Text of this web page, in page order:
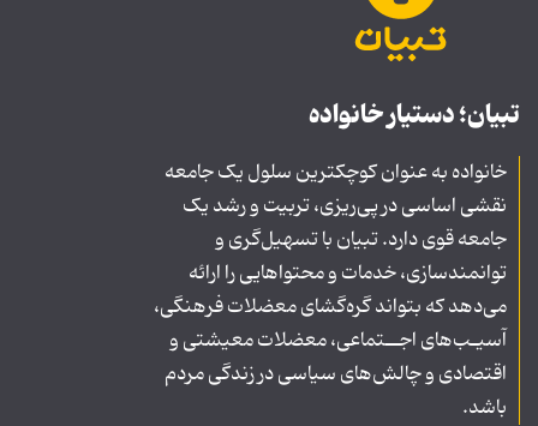
تبیان؛ دستیار خانواده
خانواده به عنوان کوچکترین سلول یک جامعه
نقشی اساسی در پی‌ریزی، تربیت و رشد یک
جامعه قوی دارد. تبیان با تسهیل‌گری و
توانمندسازی، خدمات و محتواهایی را ارائه
می‌دهد که بتواند گره‌گشای معضلات فرهنگی،
آسیـب‌های اجــتماعی، معضلات معیشتی و
اقتصادی و چالش‌های سیاسی در زندگی مردم
باشد.